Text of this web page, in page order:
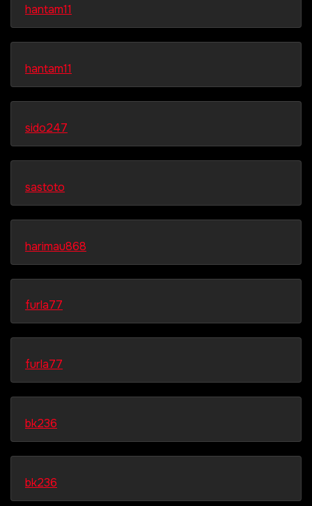
hantam11
hantam11
sido247
sastoto
harimau868
furla77
furla77
bk236
bk236